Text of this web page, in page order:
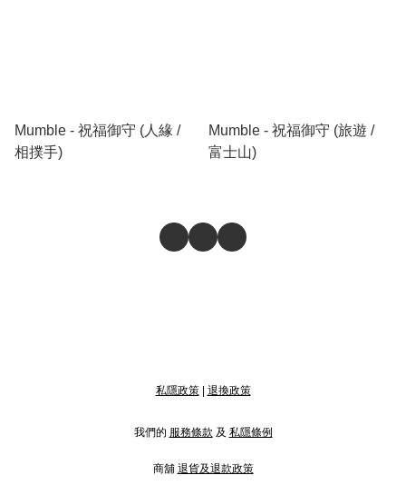
Mumble - 祝福御守 (人緣 /
相撲手)
Mumble - 祝福御守 (旅遊 /
富士山)
私隱政策| 退換政策
我們的 服務條款 及 私隱條例
商舖 退貨及退款政策